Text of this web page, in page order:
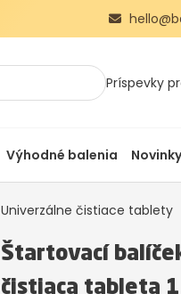
Príspevky
Výhodné balenia Novinky
Univerzálne čistiace tablety
Štartovací
čistiaca tableta